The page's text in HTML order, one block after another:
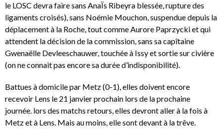
le LOSC devra faire sans AnaÏs Ribeyra blessée, rupture des
ligaments croisés), sans Noémie Mouchon, suspendue depuis la
déplacement à la Roche, tout comme Aurore Paprzycki et qui
attendent la décision de la commission, sans sa capîtaine
Gwenaëlle Devleeschauwer, touchée à Issy et sortie sur civière
(on ne connait pas encore sa durée d’indisponibilité).
Battues à domicile par Metz (0-1), elles doivent encore
recevoir Lens le 21 janvier prochain lors de la prochaine
journée. lors des matchs retours, elles devront aller à la fois à
Metz et à Lens. Mais au moins, elle sont devant à la trêve.